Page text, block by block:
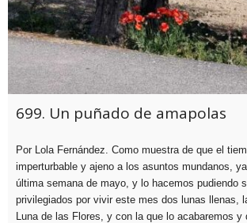
699. Un puñado de amapolas
Por Lola Fernández. Como muestra de que el
imperturbable y ajeno a los asuntos mundanos,
última semana de mayo, y lo hacemos pudiendo
privilegiados por vivir este mes dos lunas llenas,
Luna de las Flores, y con la que lo acabaremos y